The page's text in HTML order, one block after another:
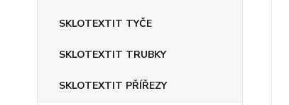
SKLOTEXTIT TYČE
SKLOTEXTIT TRUBKY
SKLOTEXTIT PŘÍŘEZY